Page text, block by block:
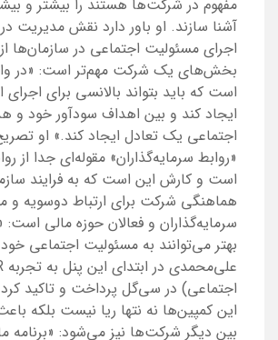
مفهوم در شرکت‌ها هستند را بیشتر و
آشنا سازند. او باور دارد نقش مدیریت
اجرای مسئولیت اجتماعی در سازمان‌ها
بخش‌های یک شرکت مهم‌تر است: «در
است که باید بتواند بالانسی برای
ایجاد کند و بین اهداف سودآور خود
اجتماعی یک تعادل ایجاد کند.» او
«روابط سرمایه‌گذاران» مقوله‌ای جدا از
است و کارش این است که به فرایند
هماهنگی شرکت برای ارتباط دوسویه و
سرمایه‌گذاران و فعالان حوزه مالی
بهتر می‌توانند به مسئولیت اجتماعی خود
اجتماعی) در سی‌گل پرداخت و تاکید
این کمپین‌ها نه نتها ریا نیست بلکه
بین دیگر شرکت‌ها نیز می‌شود: «برنامه